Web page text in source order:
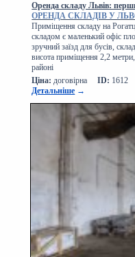
Оренда складу Львів:
ОРЕНДА СКЛАДІВ У
Приміщення складу на
складом є маленький офіс
зручний заїзд для бусів,
висота приміщення 2,2
районі
Ціна: договірна ID: 1612
Детальніше →